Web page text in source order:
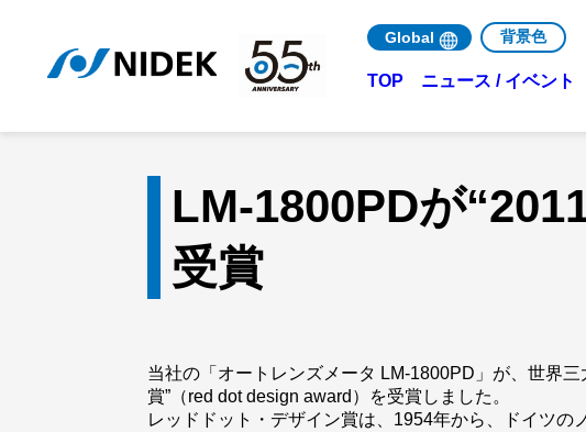
Global 背景色
TOP ニュース / イベント
LM-1800PDが
受賞
当社の「オートレンズメータ LM-1800PD」が、世界
賞”（red dot design award）を受賞しました。
レッドドット・デザイン賞は、1954年から、ドイツ